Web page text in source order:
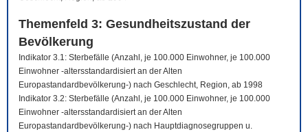
Themenfeld 3: Gesundheitszustand der
Bevölkerung
Indikator 3.1: Sterbefälle (Anzahl, je 100.000 Einwohner, je 100.000
Einwohner -altersstandardisiert an der Alten
Europastandardbevölkerung-) nach Geschlecht, Region, ab 1998
Indikator 3.2: Sterbefälle (Anzahl, je 100.000 Einwohner, je 100.000
Einwohner -altersstandardisiert an der Alten
Europastandardbevölkerung-) nach Hauptdiagnosegruppen u.